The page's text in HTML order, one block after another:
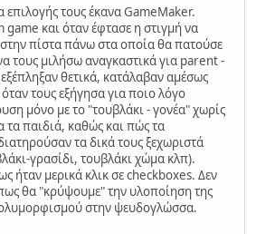
τους έκανα GameMaker.
και όταν έφτασε η στιγμή να
πίστα πάνω στα οποία θα πατούσε
τους μιλήσω αναγκαστικά για parent -
θετικά, κατάλαβαν αμέσως
τους εξήγησα για ποιο λόγο
μόνο με το "τουβλάκι - γονέα" χωρίς
τα παιδιά, καθώς και πώς τα
τα δικά τους ξεχωριστά
γρασίδι, τουβλάκι χώμα κλπ).
ήταν μερικά κλικ σε checkboxes. Δεν
θα "κρύψουμε" την υλοποίηση της
στην ψευδογλώσσα.